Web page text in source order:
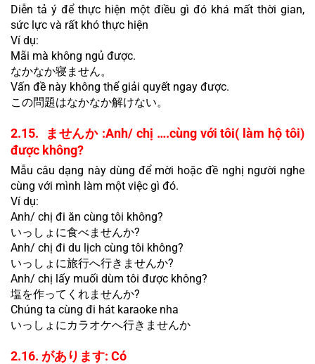
Diễn tả ý để thực hiện một điều gì đó khá mất thời gian,
sức lực và rất khó thực hiện
Ví dụ:
Mãi mà không ngủ được.
なかなか寝ません。
Vấn đề này không thể giải quyết ngay được.
この問題はなかなか解けない。
2.15.  ませんか :Anh/ chị ….cùng với tôi( làm hộ tôi)
được không?
Mẫu câu dạng này dùng để mời hoặc đề nghị người nghe
cùng với mình làm một việc gì đó.
Ví dụ:
Anh/ chị đi ăn cùng tôi không?
いっしょに食べませんか?
Anh/ chị đi du lịch cùng tôi không?
いっしょに旅行へ行きませんか?
Anh/ chị lấy muối dùm tôi được không?
塩を作ってくれませんか?
Chúng ta cùng đi hát karaoke nha
いっしょにカラオケへ行きませんか
2.16. があります: Có